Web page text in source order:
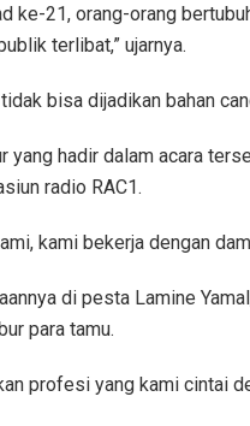
ke-21, orang-orang
terlibat,” ujarnya.
bisa dijadikan bahan
yang hadir dalam acara
radio RAC1.
kami bekerja dengan
di pesta Lamine
para tamu.
profesi yang kami cintai